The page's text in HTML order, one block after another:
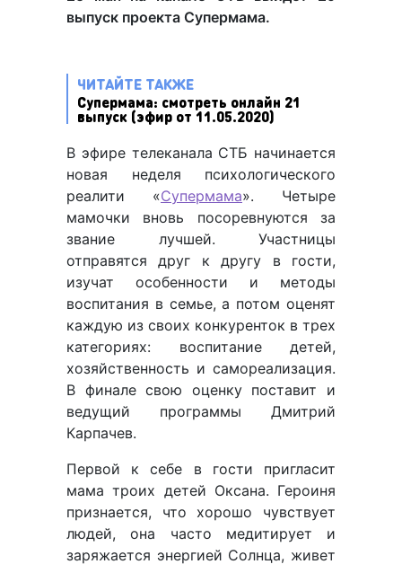
выпуск проекта Супермама.
ЧИТАЙТЕ ТАКЖЕ
Супермама: смотреть онлайн 21
выпуск (эфир от 11.05.2020)
В эфире телеканала СТБ начинается
новая неделя психологического
реалити «Супермама». Четыре
мамочки вновь посоревнуются за
звание лучшей. Участницы
отправятся друг к другу в гости,
изучат особенности и методы
воспитания в семье, а потом оценят
каждую из своих конкуренток в трех
категориях: воспитание детей,
хозяйственность и самореализация.
В финале свою оценку поставит и
ведущий программы Дмитрий
Карпачев.
Первой к себе в гости пригласит
мама троих детей Оксана. Героиня
признается, что хорошо чувствует
людей, она часто медитирует и
заряжается энергией Солнца, живет